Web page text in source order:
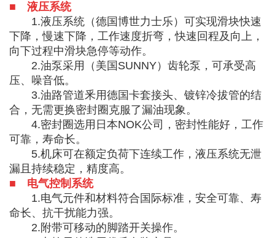
■ 液压系统
1.液压系统（德国博世力士乐）可实现滑块快速
下降，慢速下降，工作速度折弯，快速回程及向上，
向下过程中滑块急停等动作。
2.油泵采用（美国SUNNY）齿轮泵，可承受高
压、噪音低。
3.油路管道釆用德国卡套接头、镀锌冷拔管的结
合，无需更换密封圈克服了漏油现象。
4.密封圈选用日本NOK公司，密封性能好，工作
可靠，寿命长。
5.机床可在额定负荷下连续工作，液压系统无泄
漏且持续稳定，精度高。
■ 电气控制系统
1.电气元件和材料符合国际标准，安全可靠、寿
命长、抗干扰能力强。
2.附带可移动的脚踏开关操作。